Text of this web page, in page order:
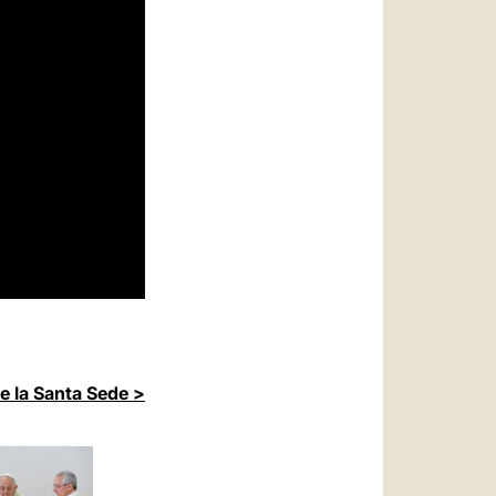
la Santa Sede >